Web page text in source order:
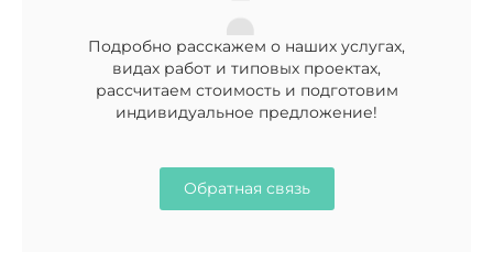
Подробно расскажем о наших услугах,
видах работ и типовых проектах,
рассчитаем стоимость и подготовим
индивидуальное предложение!
Обратная связь